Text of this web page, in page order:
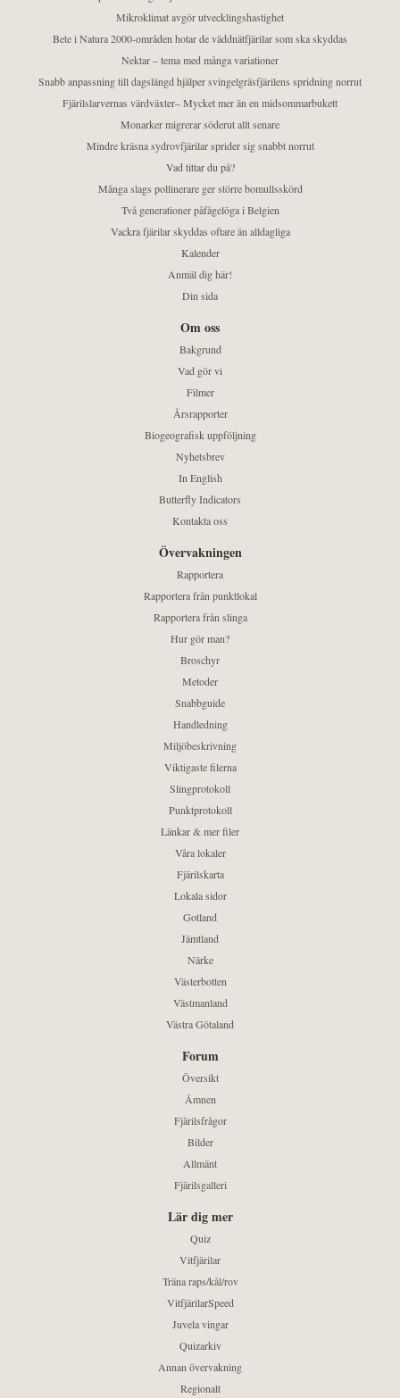
Mikroklimat avgör utvecklingshastighet
Bete i Natura 2000-områden hotar de väddnätfjärilar som ska skyddas
Nektar – tema med många variationer
Snabb anpassning till dagslängd hjälper svingelgräsfjärilens spridning norrut
Fjärilslarvernas värdväxter– Mycket mer än en midsommarbukett
Monarker migrerar söderut allt senare
Mindre kräsna sydrovfjärilar sprider sig snabbt norrut
Vad tittar du på?
Många slags pollinerare ger större bomullsskörd
Två generationer påfågelöga i Belgien
Vackra fjärilar skyddas oftare än alldagliga
Kalender
Anmäl dig här!
Din sida
Om oss
Bakgrund
Vad gör vi
Filmer
Årsrapporter
Biogeografisk uppföljning
Nyhetsbrev
In English
Butterfly Indicators
Kontakta oss
Övervakningen
Rapportera
Rapportera från punktlokal
Rapportera från slinga
Hur gör man?
Broschyr
Metoder
Snabbguide
Handledning
Miljöbeskrivning
Viktigaste filerna
Slingprotokoll
Punktprotokoll
Länkar & mer filer
Våra lokaler
Fjärilskarta
Lokala sidor
Gotland
Jämtland
Närke
Västerbotten
Västmanland
Västra Götaland
Forum
Översikt
Ämnen
Fjärilsfrågor
Bilder
Allmänt
Fjärilsgalleri
Lär dig mer
Quiz
Vitfjärilar
Träna raps/kål/rov
VitfjärilarSpeed
Juvela vingar
Quizarkiv
Annan övervakning
Regionalt